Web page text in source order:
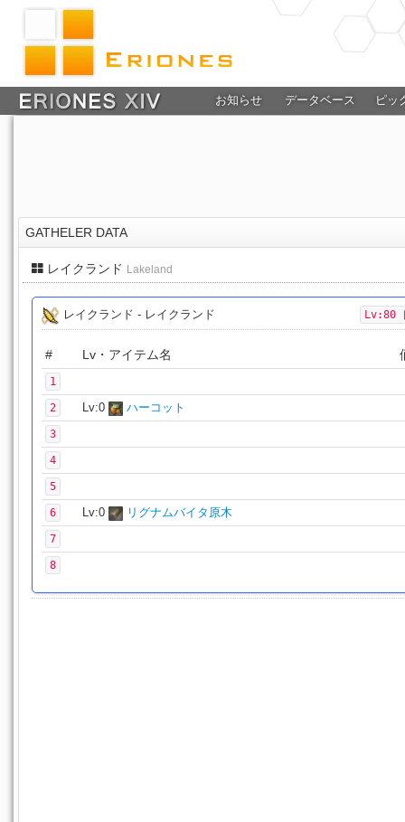
お知らせ データベース ピッ
GATHELER DATA
レイクランド Lakeland
レイクランド - レイクランド Lv:80
# Lv・アイテム名
1
2 Lv:0 ハーコット
3
4
5
6 Lv:0 リグナムバイタ原木
7
8